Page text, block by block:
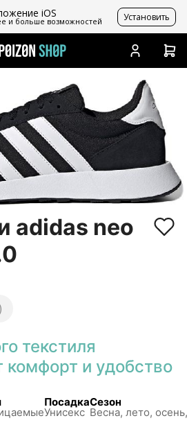
iOS
и больше возможностей Установить
adidas neo
)
текстиля
комфорт и удобство
Посадка
Унисекс
Сезон
Весна, лето,